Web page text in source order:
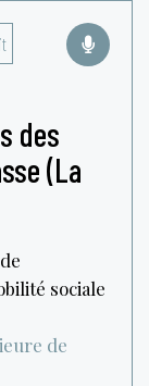
des
(La
sociale
de